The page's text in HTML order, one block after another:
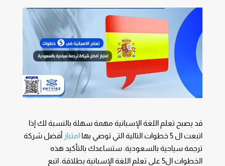
قد يصبح تعلم اللغة الإسبانية مهمة سهلة بالنسبة لك إذا
اتبعت ال 5 خطوات التالية التي توصي بها
امتياز أفضل شركة
ترجمة سياحية بالسعودية. ستساعدك بالتأكيد هذه
الخطوات ال5 على تعلم اللغة الإسبانية بطلاقة. اتبع